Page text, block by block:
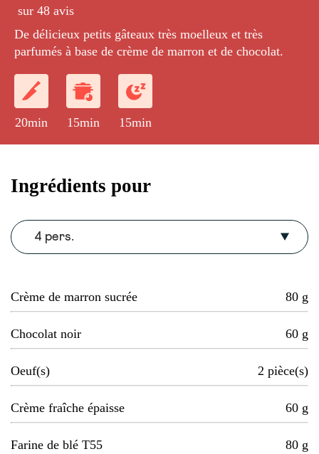
sur 48 avis
De délicieux petits gâteaux très moelleux et très
parfumés à base de crème de marron et de chocolat.
20min 15min 15min
Ingrédients pour
4 pers.
Crème de marron sucrée 80 g
Chocolat noir 60 g
Oeuf(s) 2 pièce(s)
Crème fraîche épaisse 60 g
Farine de blé T55 80 g